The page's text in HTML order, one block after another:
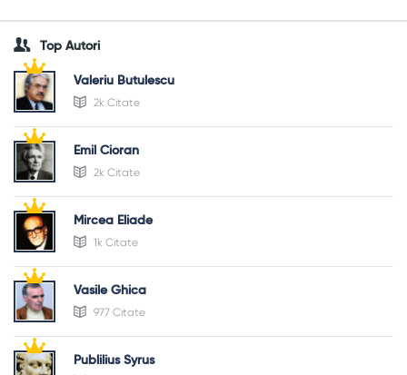
Top Autori
Valeriu Butulescu
2k Citate
Emil Cioran
2k Citate
Mircea Eliade
1k Citate
Vasile Ghica
977 Citate
Publilius Syrus